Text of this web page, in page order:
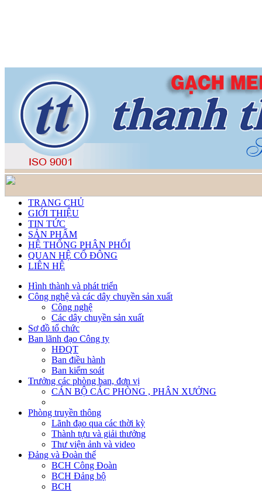
TRANG CHỦ
GIỚI THIỆU
TIN TỨC
SẢN PHẨM
HỆ THỐNG PHÂN PHỐI
QUAN HỆ CỔ ĐÔNG
LIÊN HỆ
Hình thành và phát triển
Công nghệ và các dây chuyền sản xuất
Công nghệ
Các dây chuyền sản xuất
Sơ đồ tổ chức
Ban lãnh đạo Công ty
HĐQT
Ban điều hành
Ban kiểm soát
Trưởng các phòng ban, đơn vị
CÁN BỘ CÁC PHÒNG , PHÂN XƯỞNG
Phòng truyền thông
Lãnh đạo qua các thời kỳ
Thành tựu và giải thưởng
Thư viện ảnh và video
Đảng và Đoàn thể
BCH Công Đoàn
BCH Đảng bộ
BCH